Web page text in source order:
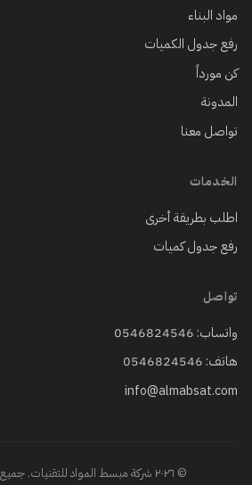
مواد البناء
رفع جدول الكميات
كن مورداً
المدونة
تواصل معنا
الخدمات
اطلب بطريقة أخرى
رفع جدول كميات
تواصل
واتساب: 0546824546
هاتف: 0546824546
info@almabsat.com
© ٢٠٢٦ شركة مبسط المواد للتقنيات. جميع الحقوق محفوظة.